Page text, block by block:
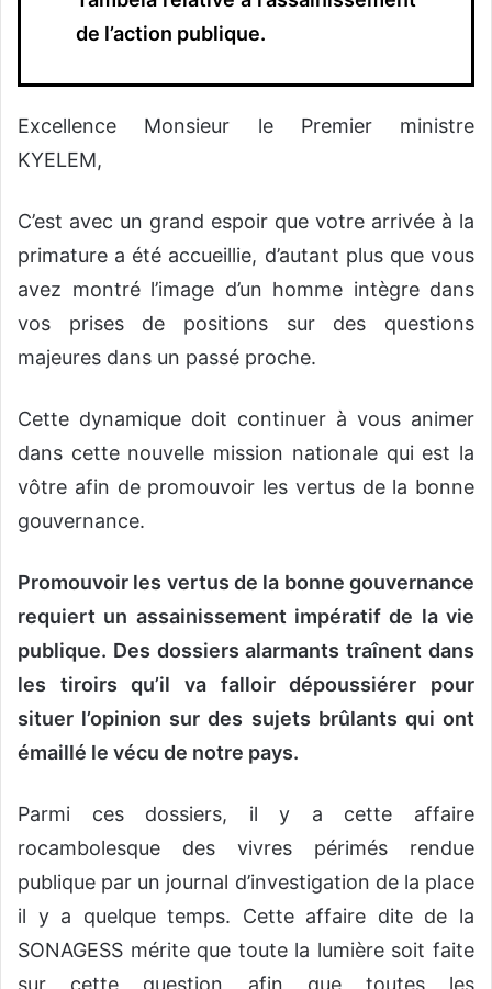
de l’action publique.
Excellence Monsieur le Premier ministre
KYELEM,
C’est avec un grand espoir que votre arrivée à la
primature a été accueillie, d’autant plus que vous
avez montré l’image d’un homme intègre dans
vos prises de positions sur des questions
majeures dans un passé proche.
Cette dynamique doit continuer à vous animer
dans cette nouvelle mission nationale qui est la
vôtre afin de promouvoir les vertus de la bonne
gouvernance.
Promouvoir les vertus de la bonne gouvernance
requiert un assainissement impératif de la vie
publique. Des dossiers alarmants traînent dans
les tiroirs qu’il va falloir dépoussiérer pour
situer l’opinion sur des sujets brûlants qui ont
émaillé le vécu de notre pays.
Parmi ces dossiers, il y a cette affaire
rocambolesque des vivres périmés rendue
publique par un journal d’investigation de la place
il y a quelque temps. Cette affaire dite de la
SONAGESS mérite que toute la lumière soit faite
sur cette question afin que toutes les